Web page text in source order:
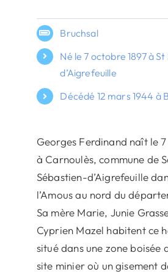
Bruchsal
Né le 7 octobre 1897 à
d’Aigrefeuille
Décédé 12 mars 1944 à
Georges Ferdinand naît le
à Carnoulès, commune de
Sébastien-d’Aigrefeuille
l’Amous au nord du
Sa mère Marie, Junie
Cyprien Mazel habitent ce
situé dans une zone boisée
site minier où un gisement